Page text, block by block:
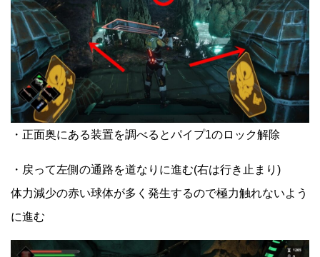
・正面奥にある装置を調べるとパイプ1のロック解除
・戻って左側の通路を道なりに進む(右は行き止まり)
体力減少の赤い球体が多く発生するので極力触れないよう
に進む